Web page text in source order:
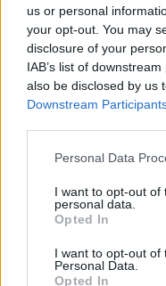
us or personal
your opt-out. You may
disclosure of your
IAB’s list of
also be disclosed by us
Downstream
Please note that this
not limited to your visit
grant or deny consent
use your data for below
consent section.
Personal Data
I want to opt-out of
personal data.
Opted In
I want to opt-out of
Personal Data.
Opted In